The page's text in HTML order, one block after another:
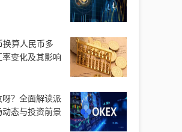
换算人民币多
变化及其影响
？全面解读派
态与投资前景